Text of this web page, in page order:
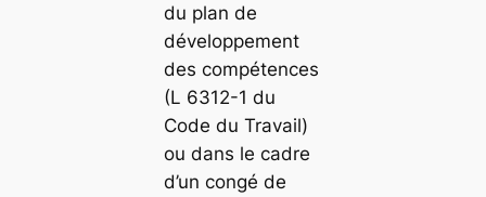
du plan de
développement
des compétences
(L 6312-1 du
Code du Travail)
ou dans le cadre
d’un congé de